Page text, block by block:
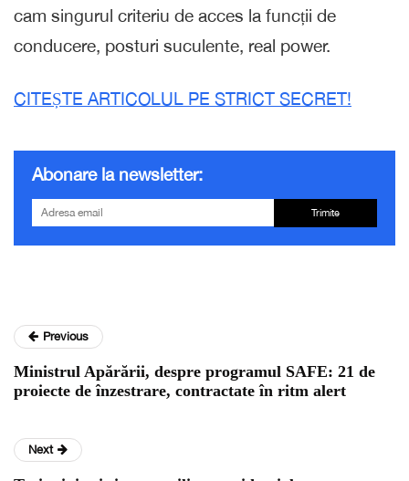
cam singurul criteriu de acces la funcții de
conducere, posturi suculente, real power.
CITEȘTE ARTICOLUL PE STRICT SECRET!
Abonare la newsletter:
Trimite
Previous
Ministrul Apărării, despre programul SAFE: 21 de
proiecte de înzestrare, contractate în ritm alert
Next